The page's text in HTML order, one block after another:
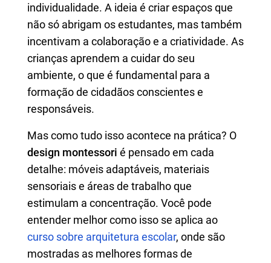
individualidade. A ideia é criar espaços que
não só abrigam os estudantes, mas também
incentivam a colaboração e a criatividade. As
crianças aprendem a cuidar do seu
ambiente, o que é fundamental para a
formação de cidadãos conscientes e
responsáveis.
Mas como tudo isso acontece na prática? O
design montessori é pensado em cada
detalhe: móveis adaptáveis, materiais
sensoriais e áreas de trabalho que
estimulam a concentração. Você pode
entender melhor como isso se aplica ao
curso sobre arquitetura escolar, onde são
mostradas as melhores formas de